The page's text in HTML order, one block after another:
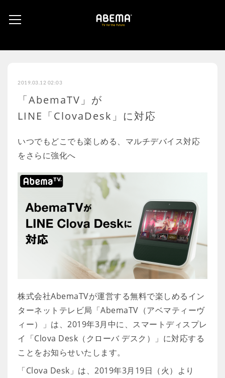
2019.03.12 02:03
「AbemaTV」が
LINE「ClovaDesk」に対応
いつでもどこでも楽しめる、マルチデバイス対応
をさらに強化へ
株式会社AbemaTVが運営する無料で楽しめるイン
ターネットテレビ局「AbemaTV（アベマティーヴ
ィー）」は、2019年3月中に、スマートディスプレ
イ「Clova Desk（クローバ デスク）」に対応する
ことをお知らせいたします。
「Clova Desk」は、2019年3月19日（火）より